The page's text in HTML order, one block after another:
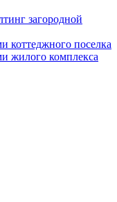
загородной
коттеджного поселка
жилого комплекса